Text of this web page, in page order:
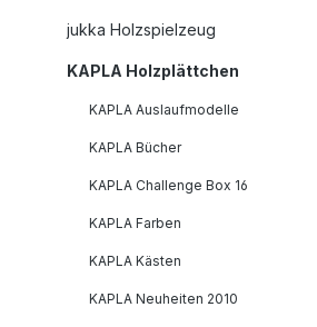
jukka Holzspielzeug
KAPLA Holzplättchen
KAPLA Auslaufmodelle
KAPLA Bücher
KAPLA Challenge Box 16
KAPLA Farben
KAPLA Kästen
KAPLA Neuheiten 2010